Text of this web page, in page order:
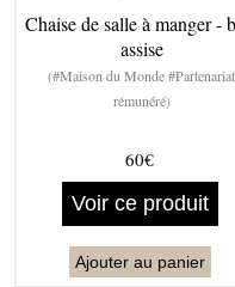
Chaise de salle à manger -
assise
(#Maison du Monde #Partenariat
rémunéré)
60€
Voir ce produit
Ajouter au panier